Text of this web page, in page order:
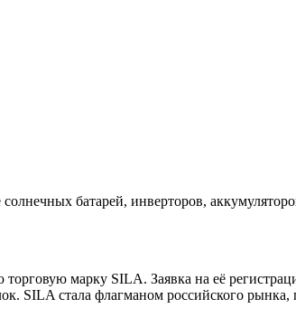
батарей, инверторов,
марку SILA. Заявка на её
SILA стала флагманом российского рынка,